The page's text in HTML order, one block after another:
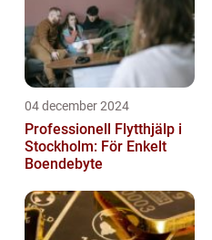
04 december 2024
Professionell Flytthjälp i
Stockholm: För Enkelt
Boendebyte